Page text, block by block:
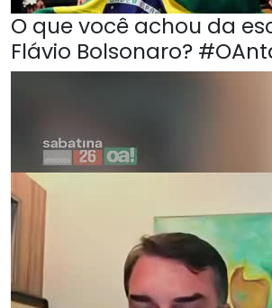
O que você achou da
Flávio Bolsonaro?